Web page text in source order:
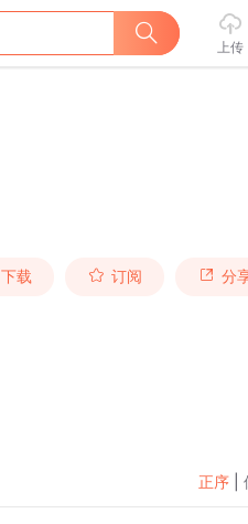
上传
下载 订阅 分
正序